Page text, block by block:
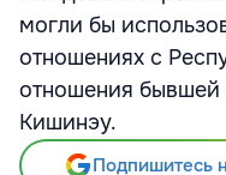
могли бы
отношениях с
отношения бывшей
Кишинэу.
Подпишитесь